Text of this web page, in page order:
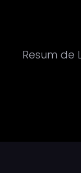
Resum de